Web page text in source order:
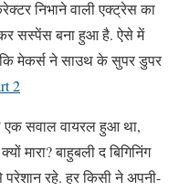
निभाने वाली एक्ट्रेस का
सस्पेंस बना हुआ है. ऐसे में
मेकर्स ने साउथ के सुपर डुपर
2
एक सवाल वायरल हुआ था,
मारा? बाहुबली द बिगिनिंग
रहे. हर किसी ने अपनी-